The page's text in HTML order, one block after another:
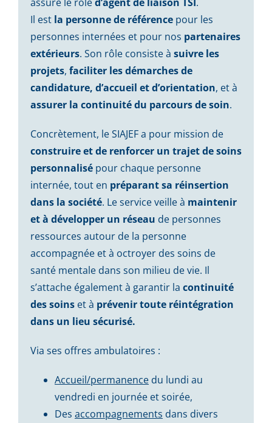
Il est la personne de référencepour les
personnes internées et pour nos partenaires
extérieurs. Son rôle consiste à suivre les
projets, faciliter les démarches de
candidature, d’accueil et d’orientation, et à
assurer la continuité du parcours de soin.
Concrètement, le SIAJEF a pour mission de
construire et de renforcer un trajet de soins
personnalisé pour chaque personne
internée, tout en préparant sa réinsertion
dans la société. Le service veille à maintenir
et à développer un réseau de personnes
ressources autour de la personne
accompagnée et à octroyer des soins de
santé mentale dans son milieu de vie. Il
s’attache également à garantir la continuité
des soinset à prévenir toute réintégration
dans un lieu sécurisé.
Via ses offres ambulatoires :
Accueil/permanencedu lundi au
vendredi en journée et soirée,
Des accompagnements dans divers